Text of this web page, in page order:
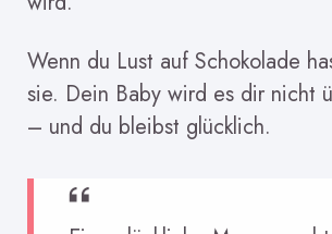
Wenn du Lust auf Schokolade
sie. Dein Baby wird es dir nicht
– und du bleibst glücklich.